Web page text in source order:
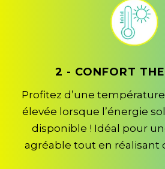
2 - CONFORT
Profitez d’une
élevée lorsque l’énergie
disponible ! Idéal pour
agréable tout en réalisant